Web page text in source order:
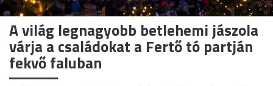
A világ legnagyobb betlehemi jászola
várja a családokat a Fertő tó partján
fekvő faluban